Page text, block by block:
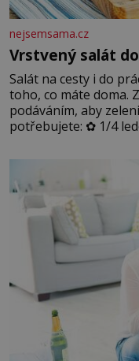
nejsemsama.cz
Vrstvený salát
Salát na cesty i do
toho, co máte doma.
podáváním, aby
potřebujete: ✿ 1/4
okurky ✿ 2 rajčata
lžíci citronové šťávy